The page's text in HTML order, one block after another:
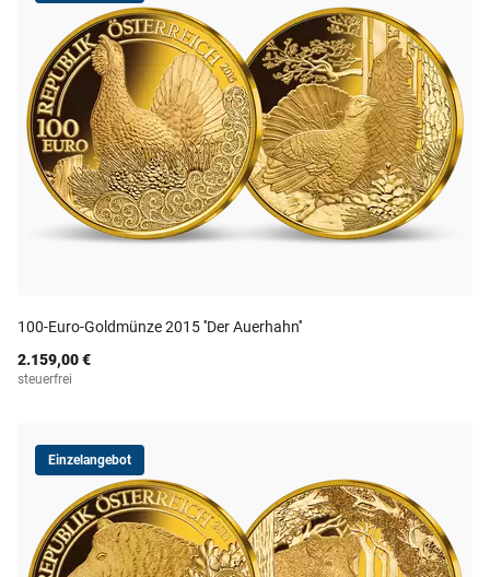
100-Euro-Goldmünze 2015 ''Der Auerhahn''
2.159,00 €
steuerfrei
Einzelangebot